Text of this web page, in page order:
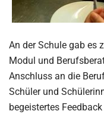
An der Schule gab es
Modul und
Anschluss an die
Schüler und
begeistertes